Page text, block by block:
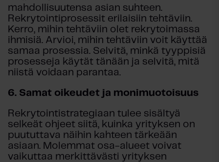
mahdollisuutensa asian suhteen.
Rekrytointiprosessit erilaisiin tehtäviin.
Kerro, mihin tehtäviin olet rekrytoimassa
ihmisiä. Arvioi, mihin tehtäviin voit käyttää
samaa prosessia. Selvitä, minkä tyyppisiä
prosesseja käytät tänään ja selvitä, mitä
niistä voidaan parantaa.
6. Samat oikeudet ja monimuotoisuus
Rekrytointistrategiaan tulee sisältyä
selkeät ohjeet siitä, kuinka yrityksen on
puututtava näihin kahteen tärkeään
asiaan. Molemmat osa-alueet voivat
vaikuttaa merkittävästi yrityksen